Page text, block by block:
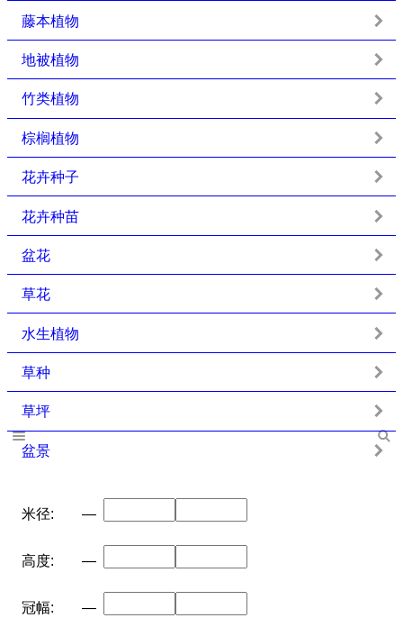
藤本植物
地被植物
竹类植物
棕榈植物
花卉种子
花卉种苗
盆花
草花
水生植物
草种
草坪
盆景
米径: —
高度: —
冠幅: —